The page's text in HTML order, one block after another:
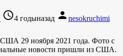
access_time4 годыназад person nesokruchimi
29 ноября 2021 года. Фото с
новости пришли из США.